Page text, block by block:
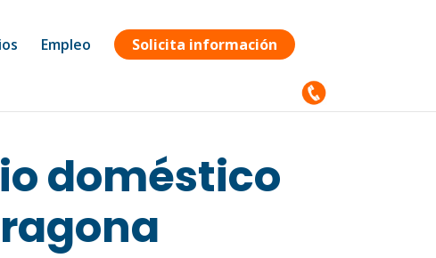
Empleo Solicita información
doméstico